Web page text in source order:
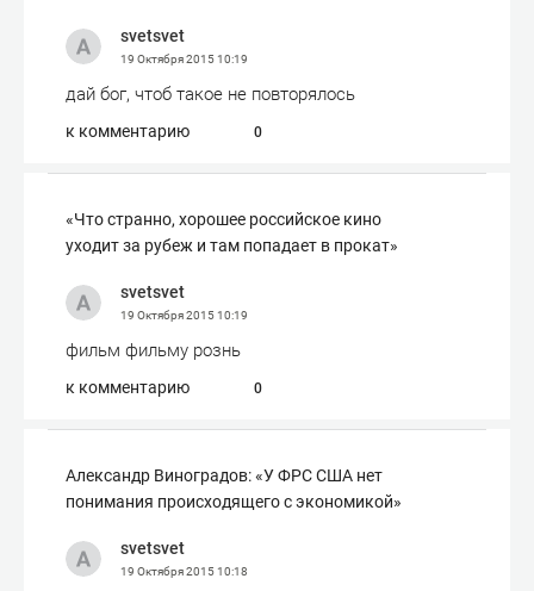
svetsvet
19 Октября 201510:19
дай бог, чтоб такое не повторялось
к комментарию 0
«Что странно, хорошее российское кино
уходит за рубеж и там попадает в прокат»
svetsvet
19 Октября 201510:19
фильм фильму рознь
к комментарию 0
Александр Виноградов: «У ФРС США нет
понимания происходящего с экономикой»
svetsvet
19 Октября 201510:18